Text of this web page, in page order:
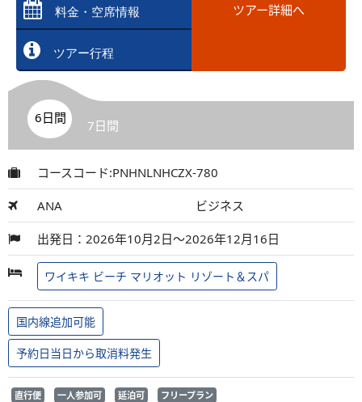
料金・空席情報
ツアー行程
ツアー詳細へ
6日間 7日間
コースコード:PNHNLNHCZX-780
ANA ビジネス
出発日：2026年10月2日～2026年12月16日
ワイキキ ビーチ マリオット リゾート＆スパ
国内線追加可能
予約日当日から取消料発生
直行便 一人参加可 延泊可 フリープラン